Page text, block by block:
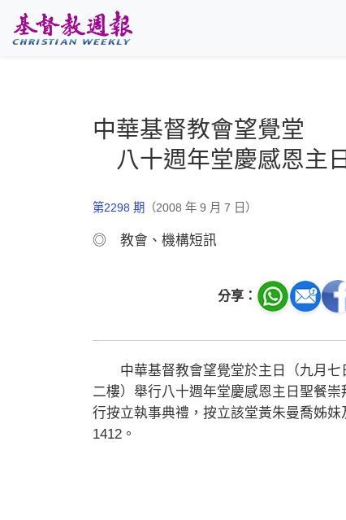
中華基督教會望覺堂
八十週年堂慶感恩主
第2298 期 （2008 年 9 月 7 日）
◎ 教會、機構短訊
分享：
中華基督教會望覺堂於主日（九月七
二樓）舉行八十週年堂慶感恩主日聖餐
行按立執事典禮，按立該堂黃朱曼喬姊
1412。